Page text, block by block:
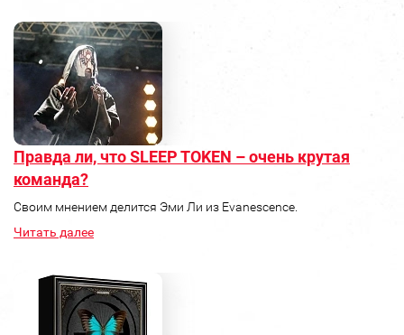
Правда ли, что SLEEP TOKEN – очень крутая
команда?
Своим мнением делится Эми Ли из Evanescence.
Читать далее